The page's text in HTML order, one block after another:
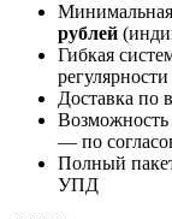
рублей
Гибкая
Доставка по
Возможность
— по
Полный
УПД